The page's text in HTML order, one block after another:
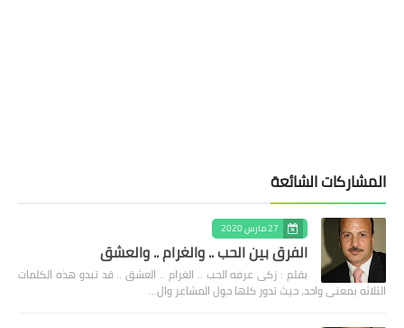
المشاركات الشائعة
27 مارس 2020
الفرق بين الحب .. والغرام .. والعشق
بقلم : زكى عرفه الحب .. الغرام .. العشق .. قد تبدو هذه الكلمات
الثلاثه بمعنى واحد، حيث تدور كلها حول المشاعر وال…